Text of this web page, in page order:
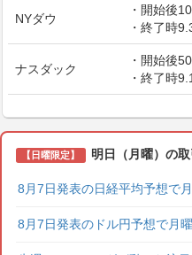
NYダウ
・開始後
・終了時
ナスダック
・開始後
・終了時
【日曜限定】 明日（月曜）の
8月7日発表の日経平均予想で
8月7日発表のドル円予想で月